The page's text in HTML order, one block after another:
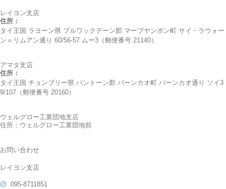
レイヨン支店
住所：
タイ王国 ラヨーン県 プルワックデーン郡 マープヤンポン町 サイ・ラウォー
ン＝リムアン通り 60/56-57 ムー3（郵便番号 21140）
アマタ支店
住所：
タイ王国 チョンブリー県 パントーン郡 バーンカオ町 バーンカオ通り ソイ3
9/107（郵便番号 20160）
ウェルグロー工業団地支店
住所：ウェルグロー工業団地前
お問い合わせ
レイヨン支店
095-8711851